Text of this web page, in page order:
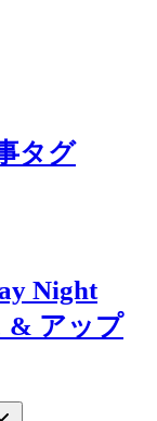
タグ
Night
& アップ